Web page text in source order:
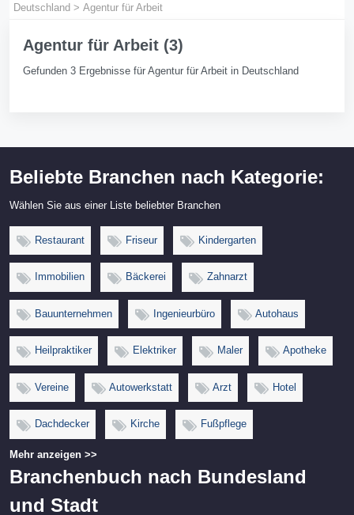
Deutschland > Agentur für Arbeit
Agentur für Arbeit (3)
Gefunden 3 Ergebnisse für Agentur für Arbeit in Deutschland
Beliebte Branchen nach Kategorie:
Wählen Sie aus einer Liste beliebter Branchen
Restaurant Friseur Kindergarten
Immobilien Bäckerei Zahnarzt
Bauunternehmen Ingenieurbüro Autohaus
Heilpraktiker Elektriker Maler Apotheke
Vereine Autowerkstatt Arzt Hotel
Dachdecker Kirche Fußpflege
Mehr anzeigen >>
Branchenbuch nach Bundesland
und Stadt